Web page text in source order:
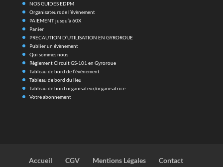
NOS GUIDES EDPM
Organisateurs de l’évènement
PAIEMENT jusqu’à 60X
Panier
PRECAUTION D’UTILISATION EN GYROROUE
Publier un évènement
Qui sommes nous
Règlement Circuit GS-101 en Gyroroue
Tableau de bord de l’évènement
Tableau de bord du lieu
Tableau de bord organisateur/organisatrice
Votre abonnement
Accueil CGV Mentions Légales Contact